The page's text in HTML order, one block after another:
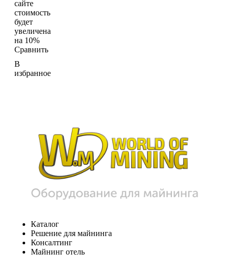
сайте
стоимость
будет
увеличена
на 10%
Сравнить
В
избранное
Каталог
Решение для майнинга
Консалтинг
Майнинг отель